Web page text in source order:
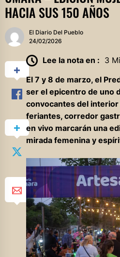
HACIA SUS 150 AÑOS
El Diario Del Pueblo
24/02/2026
Lee la nota en : 3
El 7 y 8 de marzo, el
ser el epicentro de uno
convocantes del
feriantes, corredor
en vivo marcarán una
mirada femenina y